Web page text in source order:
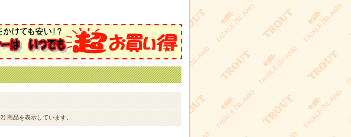
商品を表示しています。